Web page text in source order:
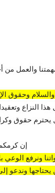
والعمل
والسلام وحقوق
النزاع
يحترم حقوق
إن
ونرفع الوعي
يحتاجها وندعو